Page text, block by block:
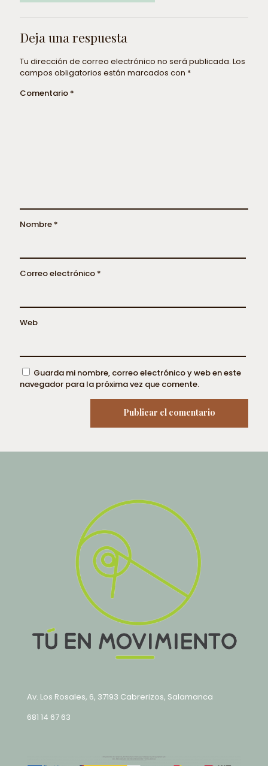
Deja una respuesta
Tu dirección de correo electrónico no será publicada. Los
campos obligatorios están marcados con *
Comentario *
Nombre *
Correo electrónico *
Web
Guarda mi nombre, correo electrónico y web en este
navegador para la próxima vez que comente.
Av. Los Rosales, 6, 37193 Cabrerizos, Salamanca
681 14 67 63